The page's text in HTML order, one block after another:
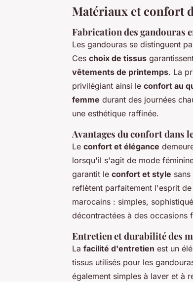
Matériaux et confort
Fabrication des gandouras
Les gandouras se distinguent
Ces choix de tissus
vêtements de printemps. La
privilégiant ainsi le confort au
femme durant des journées
une esthétique raffinée.
Avantages du confort dans
Le confort et élégance
lorsqu'il s'agit de mode
garantit le confort et style
reflètent parfaitement l'esprit de
marocains : simples,
décontractées à des occasions
Entretien et durabilité des
La facilité d'entretien est un
tissus utilisés pour les
également simples à laver et à